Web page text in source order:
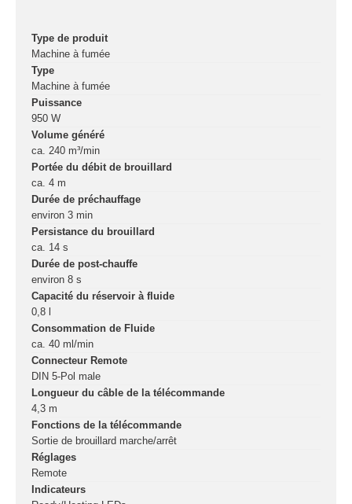
Sono portable sur
batterie
Accessoires
Câbles et
connecteurs
et pieds
Structure pro alu
X
Type de produit
Machine à fumée
Type
Machine à fumée
Puissance
950 W
Volume généré
ca. 240 m³/min
Portée du débit de brouillard
ca. 4 m
Durée de préchauffage
environ 3 min
Persistance du brouillard
ca. 14 s
Durée de post-chauffe
environ 8 s
Capacité du réservoir à fluide
0,8 l
Consommation de Fluide
ca. 40 ml/min
Connecteur Remote
DIN 5-Pol male
Longueur du câble de la télécommande
4,3 m
Fonctions de la télécommande
Sortie de brouillard marche/arrêt
Réglages
Remote
Indicateurs